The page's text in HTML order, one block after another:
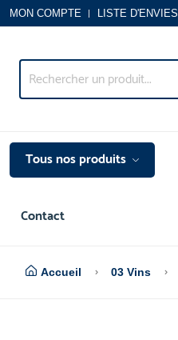
MON COMPTE LISTE D'ENVIES
Tous nos produits
Contact
Accueil 03 Vins